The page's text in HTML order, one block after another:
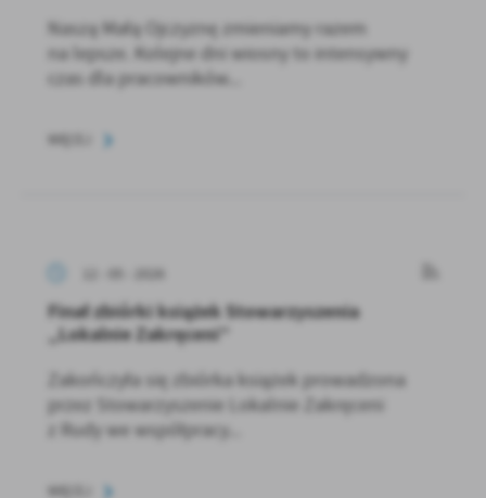
Naszą Małą Ojczyznę zmieniamy razem
na lepsze. Kolejne dni wiosny to intensywny
czas dla pracowników...
12 - 05 - 2026
Finał zbiórki książek Stowarzyszenia
„Lokalnie Zakręceni”
Zakończyła się zbiórka książek prowadzona
przez Stowarzyszenie Lokalnie Zakręceni
z Rudy we współpracy...